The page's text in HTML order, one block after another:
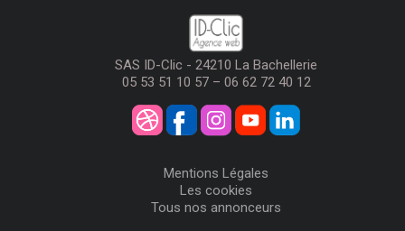
SAS ID-Clic - 24210 La Bachellerie
05 53 51 10 57 – 06 62 72 40 12
Mentions Légales
Les cookies
Tous nos annonceurs